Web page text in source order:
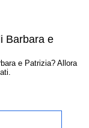
Barbara e
e Patrizia? Allora